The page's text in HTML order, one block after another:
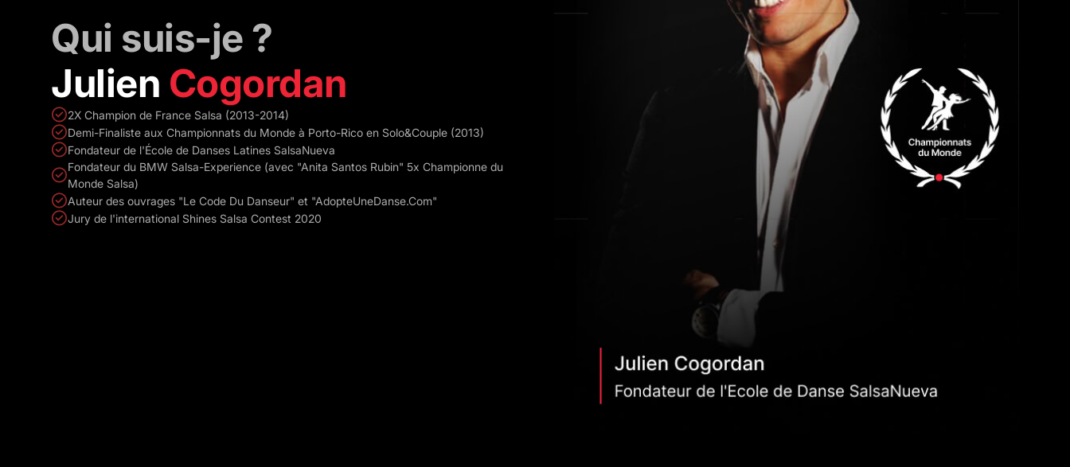
Qui suis-je ?
Julien Cogordan
2X Champion de France Salsa (2013-2014)
​Demi-Finaliste aux Championnats du Monde à Porto-Rico en Solo&Couple (2013)
​Fondateur de l'École de Danses Latines SalsaNueva
​​Fondateur du BMW Salsa-Experience (avec "Anita Santos Rubin" 5x Championne du
Monde Salsa)
​​​Auteur des ouvrages "Le Code Du Danseur" et "AdopteUneDanse.Com"
​​Jury de l'international Shines Salsa Contest 2020